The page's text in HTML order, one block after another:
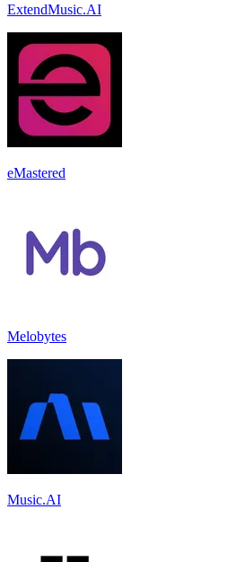
ExtendMusic.AI
eMastered
Melobytes
Music.AI